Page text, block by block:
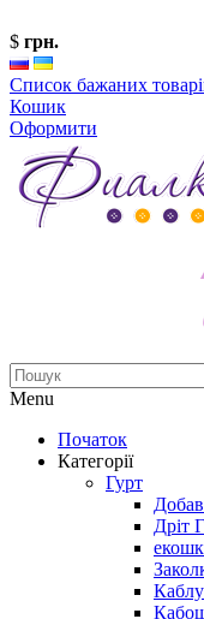
$ грн.
Список бажаних
Кошик
Оформити
Menu
Початок
Категорії
Гурт
Дріт